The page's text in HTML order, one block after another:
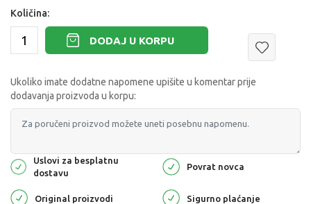
Količina:
DODAJ U KORPU
Ukoliko imate dodatne napomene upišite u komentar prije
dodavanja proizvoda u korpu:
Uslovi za besplatnu
dostavu
Povrat novca
Original proizvodi Sigurno plaćanje